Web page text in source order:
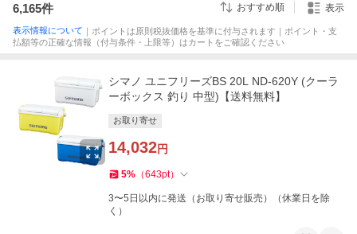
6,165件 おすすめ順 表示
表示情報について ｜ポイントは原則税抜価格を基準に付与されます｜ポイント・支
払額等の正確な情報（付与条件・上限等）はカートをご確認ください
シマノ ユニフリーズBS 20L ND-620Y (クーラ
ーボックス 釣り 中型)【送料無料】
お取り寄せ
14,032円
5% （643pt）
3〜5日以内に発送（お取り寄せ販売）（休業日を除
く）